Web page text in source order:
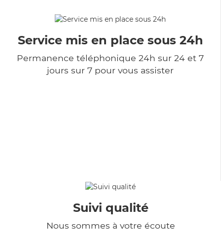
Service mis en place sous 24h
Permanence téléphonique 24h sur 24 et 7
jours sur 7 pour vous assister
Suivi qualité
Nous sommes à votre écoute